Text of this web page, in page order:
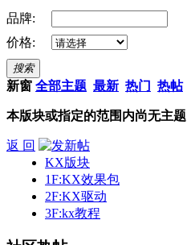
品牌:
价格:
搜索
新窗 全部主题 最新 热门 热帖
本版块或指定的范围内尚无主题
返 回
KX版块
1F:KX效果包
2F:KX驱动
3F:kx教程